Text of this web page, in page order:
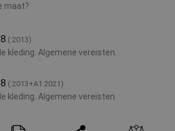
maat?
(:2013)
kleding. Algemene vereisten.
(:2013+A1:2021)
kleding. Algemene vereisten.